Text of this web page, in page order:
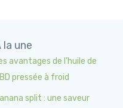
la une
avantages de l’huile de
pressée à froid
split : une saveur